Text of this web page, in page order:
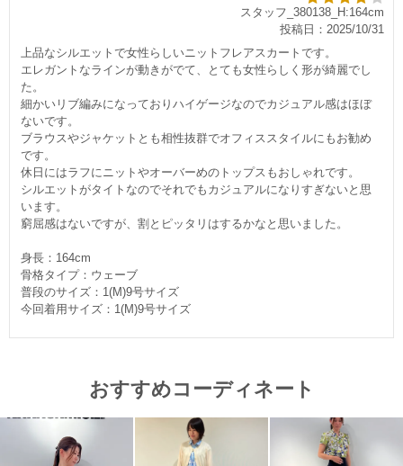
スタッフ_380138_H:164cm
投稿日：2025/10/31
上品なシルエットで女性らしいニットフレアスカートです。
エレガントなラインが動きがでて、とても女性らしく形が綺麗でし
た。
細かいリブ編みになっておりハイゲージなのでカジュアル感はほぼ
ないです。
ブラウスやジャケットとも相性抜群でオフィススタイルにもお勧め
です。
休日にはラフにニットやオーバーめのトップスもおしゃれです。
シルエットがタイトなのでそれでもカジュアルになりすぎないと思
います。
窮屈感はないですが、割とピッタリはするかなと思いました。
身長：164cm
骨格タイプ：ウェーブ
普段のサイズ：1(M)9号サイズ
今回着用サイズ：1(M)9号サイズ
おすすめコーディネート